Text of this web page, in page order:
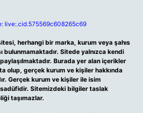
live:.cid.575569c608265c69
herhangi bir marka, kurum veya şahıs
bulunmamaktadır. Sitede yalnızca kendi
paylaşılmaktadır. Burada yer alan içerikler
olup, gerçek kurum ve kişiler hakkında
Gerçek kurum ve kişiler ile isim
Sitemizdeki bilgiler taslak
taşımazlar.